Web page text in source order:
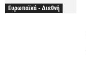
Ευρωπαϊκά - Διεθνή